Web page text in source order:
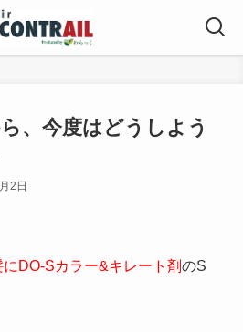
、今度はどうしよう
2日
DO-Sカラー&キレート剤のS